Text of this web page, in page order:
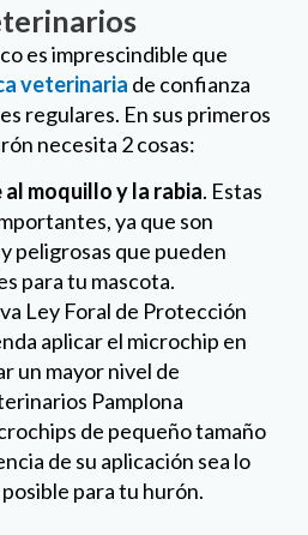
es imprescindible que
veterinaria de confianza
regulares. En sus primeros
necesita 2 cosas:
moquillo y la rabia. Estas
ya que son
peligrosas que pueden
para tu mascota.
Ley Foral de Protección
aplicar el microchip en
un mayor nivel de
Pamplona
de pequeño tamaño
de su aplicación sea lo
para tu hurón.